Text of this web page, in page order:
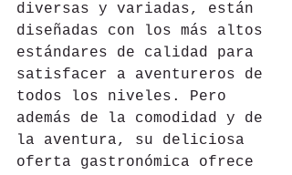
diversas y variadas, están
diseñadas con los más altos
estándares de calidad para
satisfacer a aventureros de
todos los niveles. Pero
además de la comodidad y de
la aventura, su deliciosa
oferta gastronómica ofrece